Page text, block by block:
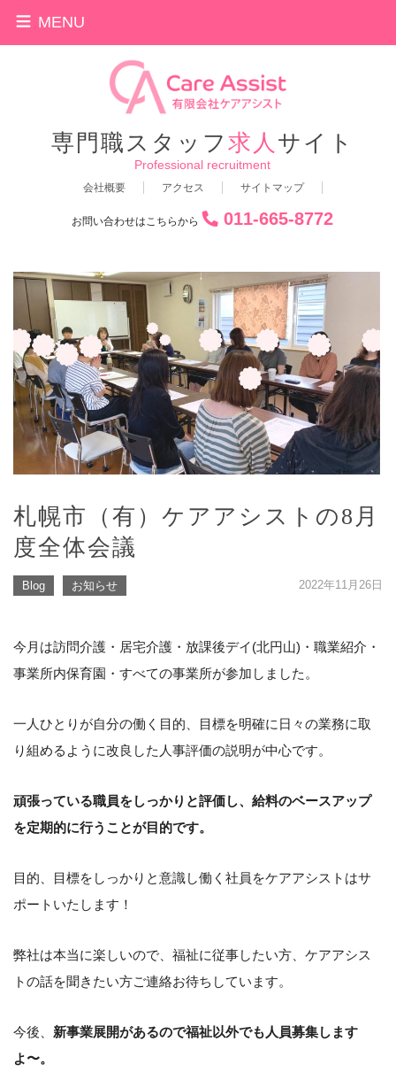
専門職スタッフ 求人 サイト
Professional recruitment
会社概要 アクセス サイトマップ
お問い合わせはこちらから 011-665-8772
MENU
札幌市（有）ケアアシストの8月
度全体会議
Blog お知らせ 2022年11月26日
今月は訪問介護・居宅介護・放課後デイ(北円山)・職業紹介・
事業所内保育園・すべての事業所が参加しました。
一人ひとりが自分の働く目的、目標を明確に日々の業務に取
り組めるように改良した人事評価の説明が中心です。
頑張っている職員をしっかりと評価し、給料のベースアップ
を定期的に行うことが目的です。
目的、目標をしっかりと意識し働く社員をケアアシストはサ
ポートいたします！
弊社は本当に楽しいので、福祉に従事したい方、ケアアシス
トの話を聞きたい方ご連絡お待ちしています。
今後、 新事業展開があるので福祉以外でも人員募集します
よ〜。